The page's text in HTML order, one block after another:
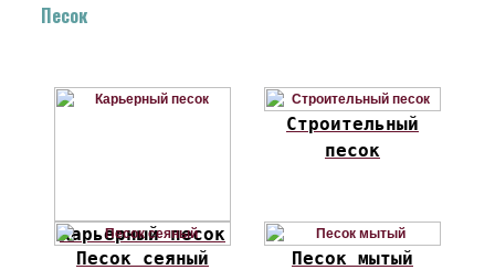
Песок
Карьерный песок
Строительный
песок
Песок сеяный Песок мытый